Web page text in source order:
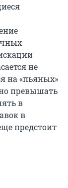
не
на «пьяных»
превышать
в
в
предстоит